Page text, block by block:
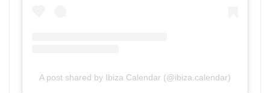
A post shared by Ibiza Calendar (@ibiza.calendar)